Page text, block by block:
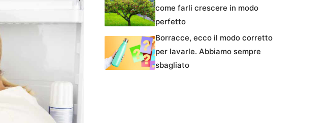
come farli crescere in modo
perfetto
Borracce, ecco il modo corretto
per lavarle. Abbiamo sempre
sbagliato